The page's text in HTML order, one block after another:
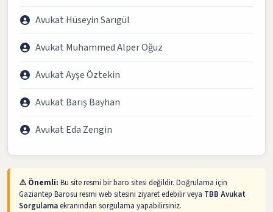
Avukat Hüseyin Sarıgül
Avukat Muhammed Alper Oğuz
Avukat Ayşe Öztekin
Avukat Barış Bayhan
Avukat Eda Zengin
⚠️ Önemli: Bu site resmi bir baro sitesi değildir. Doğrulama için
Gaziantep Barosu resmi web sitesini ziyaret edebilir veya TBB Avukat
Sorgulamaekranından sorgulama yapabilirsiniz.